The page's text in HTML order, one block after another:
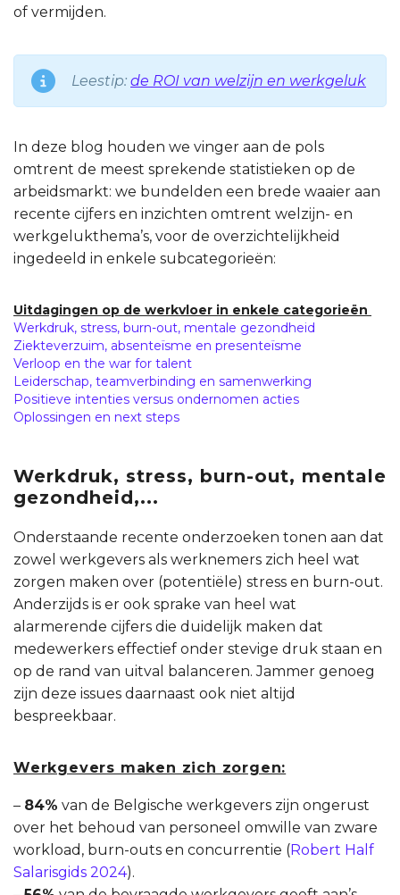
of vermijden.
Leestip: de ROI van welzijn en werkgeluk
In deze blog houden we vinger aan de pols
omtrent de meest sprekende statistieken op de
arbeidsmarkt: we bundelden een brede waaier aan
recente cijfers en inzichten omtrent welzijn- en
werkgelukthema’s, voor de overzichtelijkheid
ingedeeld in enkele subcategorieën:
Uitdagingen op de werkvloer in enkele categorieën
Werkdruk, stress, burn-out, mentale gezondheid
Ziekteverzuim, absenteïsme en presenteïsme
Verloop en the war for talent
Leiderschap, teamverbinding en samenwerking
Positieve intenties versus ondernomen acties
Oplossingen en next steps
Werkdruk, stress, burn-out, mentale
gezondheid,...
Onderstaande recente onderzoeken tonen aan dat
zowel werkgevers als werknemers zich heel wat
zorgen maken over (potentiële) stress en burn-out.
Anderzijds is er ook sprake van heel wat
alarmerende cijfers die duidelijk maken dat
medewerkers effectief onder stevige druk staan en
op de rand van uitval balanceren. Jammer genoeg
zijn deze issues daarnaast ook niet altijd
bespreekbaar.
Werkgevers maken zich zorgen:
– 84% van de Belgische werkgevers zijn ongerust
over het behoud van personeel omwille van zware
workload, burn-outs en concurrentie (Robert Half
Salarisgids 2024).